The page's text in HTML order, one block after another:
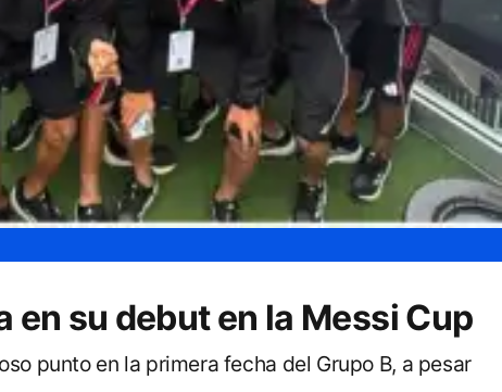
en su debut en la Messi Cup
punto en la primera fecha del Grupo B, a pesar